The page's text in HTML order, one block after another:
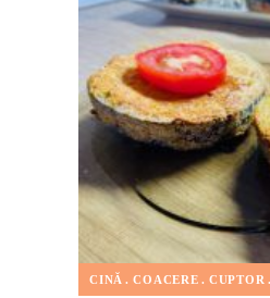
CINĂ COACERE CUPTOR